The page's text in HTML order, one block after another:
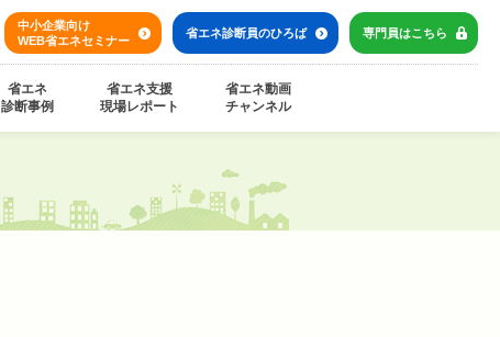
中小企業向け
WEB省エネセミナー
省エネ診断員のひろば 専門員はこちら
省エネ
診断事例
省エネ支援
現場レポート
省エネ動画
チャンネル